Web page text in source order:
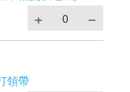
領帶